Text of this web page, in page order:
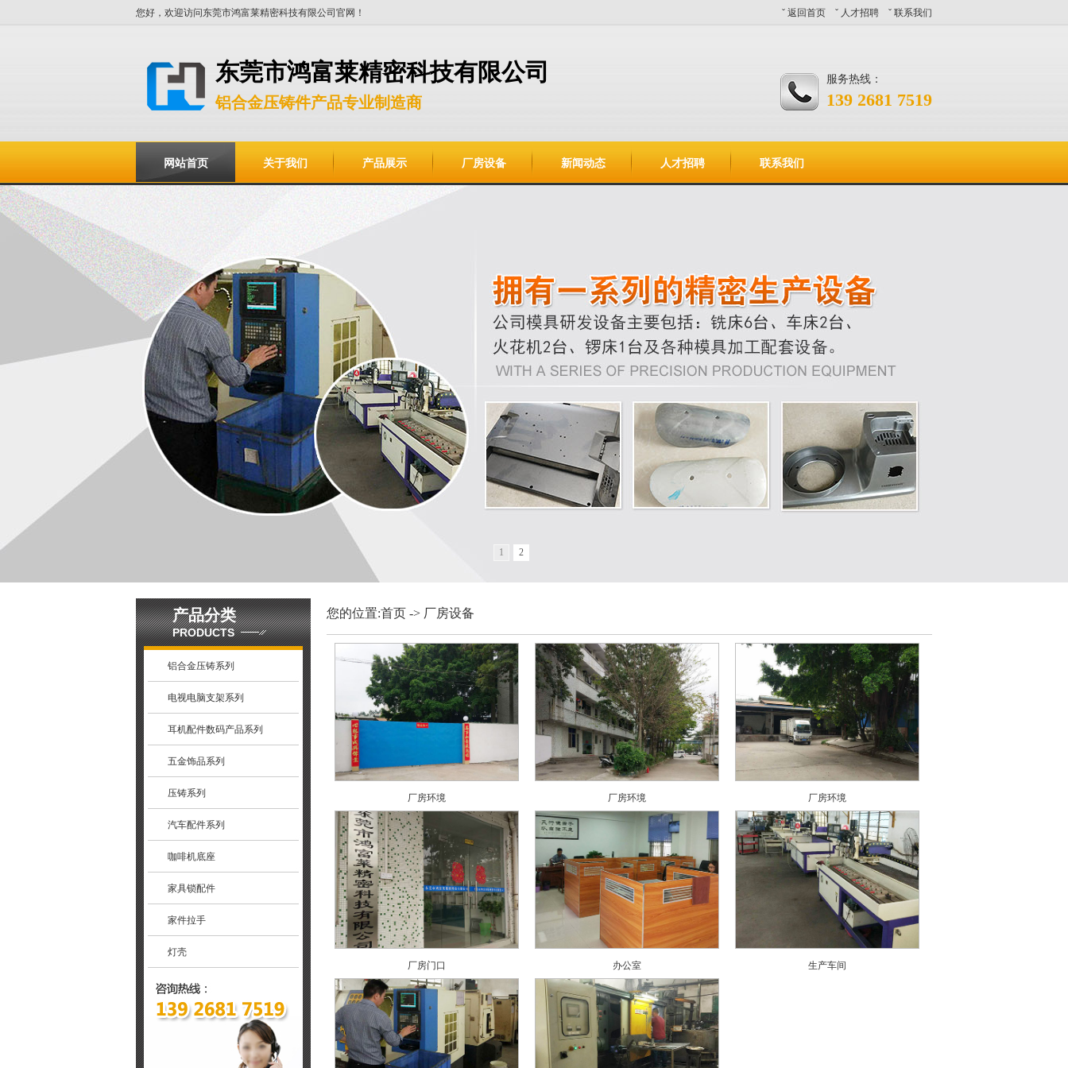
您好，欢迎访问东莞市鸿富莱精密科技有限公司官网！ ˇ 返回首页 ˇ 人才招聘 ˇ 联系我们
东莞市鸿富莱精密科技有限公司
铝合金压铸件产品专业制造商
服务热线：
139 2681 7519
网站首页 关于我们 产品展示 厂房设备 新闻动态 人才招聘 联系我们
1 2
产品分类
PRODUCTS
铝合金压铸系列
电视电脑支架系列
耳机配件数码产品系列
五金饰品系列
压铸系列
汽车配件系列
咖啡机底座
家具锁配件
家件拉手
灯壳
您的位置:首页 -> 厂房设备
厂房环境 厂房环境 厂房环境
厂房门口 办公室 生产车间